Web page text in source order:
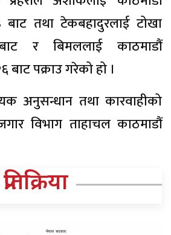
बाट तथा टेकबहादुरलाई टोखा
र बिमललाई काठमाडौं
बाट पक्राउ गरेको हो ।
अनुसन्धान तथा कारवाहीको
विभाग ताहाचल काठमाडौं
प्रतिक्रिया